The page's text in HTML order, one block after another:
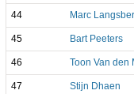
44 Marc
45 Bart Peeters
46 Toon Van den
47 Stijn Dhaen